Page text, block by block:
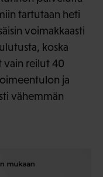
tartutaan heti
voimakkaasti
koska
vain reilut 40
ja
vähemmän